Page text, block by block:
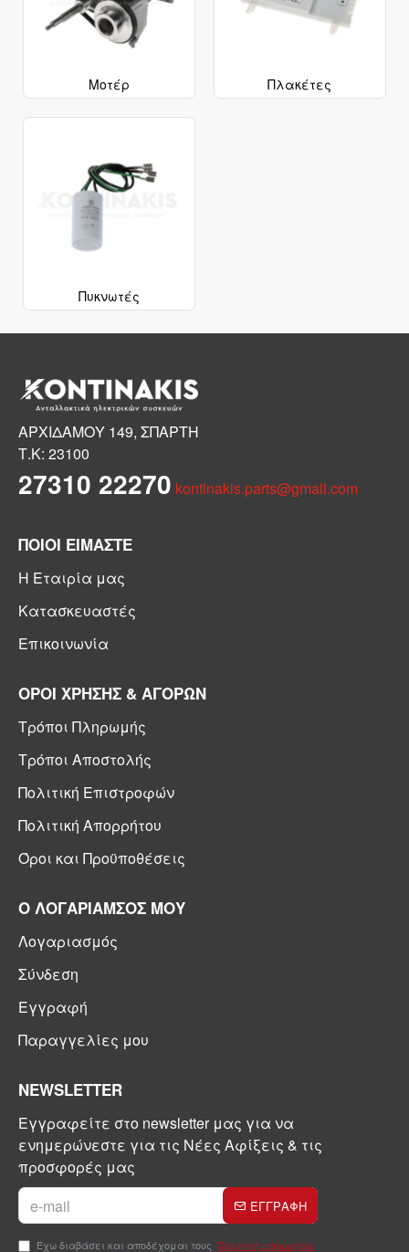
Μοτέρ Πλακέτες
Πυκνωτές
ΑΡΧΙΔΑΜΟΥ 149, ΣΠΑΡΤΗ
Τ.Κ: 23100
27310 22270 kontinakis.parts@gmail.com
ΠΟΙΟΙ ΕΙΜΑΣΤΕ
Η Εταιρία μας
Κατασκευαστές
Επικοινωνία
ΟΡΟΙ ΧΡΗΣΗΣ & ΑΓΟΡΩΝ
Τρόποι Πληρωμής
Τρόποι Αποστολής
Πολιτική Επιστροφών
Πολιτική Απορρήτου
Όροι και Προϋποθέσεις
Ο ΛΟΓΑΡΙΑΜΣΟΣ ΜΟΥ
Λογαριασμός
Σύνδεση
Εγγραφή
Παραγγελίες μου
NEWSLETTER
Εγγραφείτε στο newsletter μας για να
ενημερώνεστε για τις Νέες Αφίξεις & τις
προσφορές μας
ΕΓΓΡΑΦΗ
Έχω διαβάσει και αποδέχομαι τους Πολιτική απορρήτου